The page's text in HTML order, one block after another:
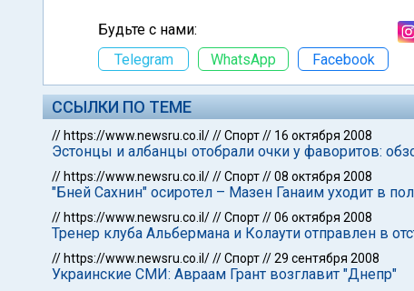
Будьте с нами:
Telegram
WhatsApp Facebook
ССЫЛКИ ПО ТЕМЕ
// https://www.newsru.co.il///Спорт// 16 октября 2008
Эстонцы и албанцы отобрали очки у фаворитов:
// https://www.newsru.co.il///Спорт//08 октября 2008
"Бней Сахнин" осиротел – Мазен Ганаим уходит в
// https://www.newsru.co.il///Спорт//06 октября 2008
Тренер клуба Альбермана и Колаути отправлен в
// https://www.newsru.co.il///Спорт//29 сентября 2008
Украинские СМИ: Авраам Грант возглавит "Днепр"